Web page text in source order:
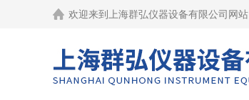
欢迎来到 上海群弘仪器设备有限公司网站